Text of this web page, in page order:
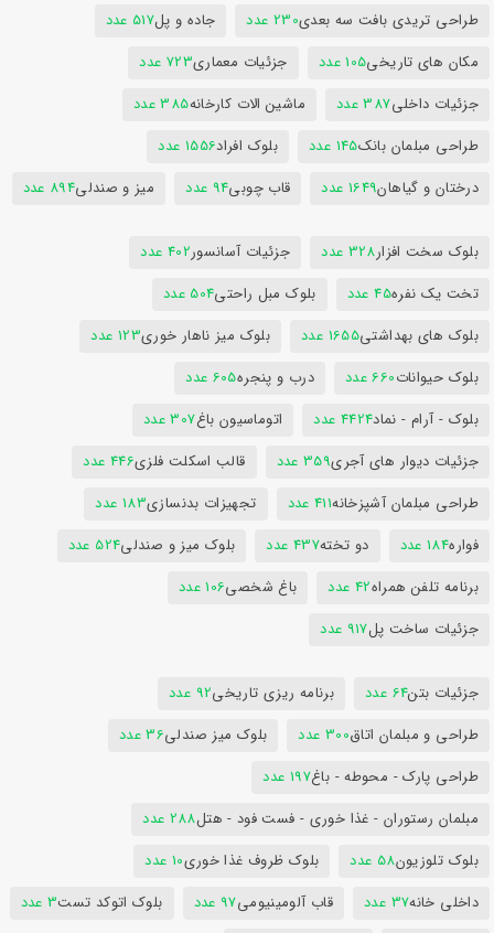
طراحی تریدی بافت سه بعدی230 عدد جاده و پل517 عدد
مکان های تاریخی105 عدد جزئیات معماری723 عدد
جزئیات داخلی387 عدد ماشین الات کارخانه385 عدد
طراحی مبلمان بانک145 عدد بلوک افراد1556 عدد
درختان و گیاهان1649 عدد قاب چوبی94 عدد میز و صندلی894 عدد
بلوک سخت افزار328 عدد جزئیات آسانسور402 عدد
تخت یک نفره45 عدد بلوک مبل راحتی504 عدد
بلوک های بهداشتی1655 عدد بلوک میز ناهار خوری123 عدد
بلوک حیوانات660 عدد درب و پنجره605 عدد
بلوک - آرام - نماد4424 عدد اتوماسیون باغ307 عدد
جزئیات دیوار های آجری359 عدد قالب اسکلت فلزی446 عدد
طراحی مبلمان آشپزخانه411 عدد تجهیزات بدنسازی183 عدد
فواره184 عدد دو تخته437 عدد بلوک میز و صندلی524 عدد
برنامه تلفن همراه42 عدد باغ شخصی106 عدد
جزئیات ساخت پل917 عدد
جزئیات بتن64 عدد برنامه ریزی تاریخی92 عدد
طراحی و مبلمان اتاق300 عدد بلوک میز صندلی36 عدد
طراحی پارک - محوطه - باغ197 عدد
مبلمان رستوران - غذا خوری - فست فود - هتل288 عدد
بلوک تلوزیون58 عدد بلوک ظروف غذا خوری10 عدد
داخلی خانه37 عدد قاب آلومینیومی97 عدد بلوک اتوکد تست3 عدد